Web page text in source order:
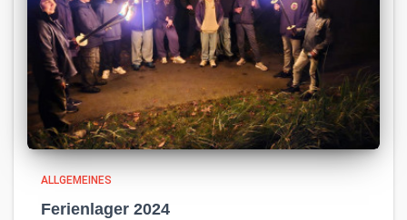
ALLGEMEINES
Ferienlager 2024